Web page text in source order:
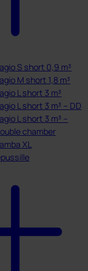
S short 0,9 m³
M short 1,8 m³
L short 3 m³
L short 3 m³ – DD
L short 3 m³ –
chamber
XL